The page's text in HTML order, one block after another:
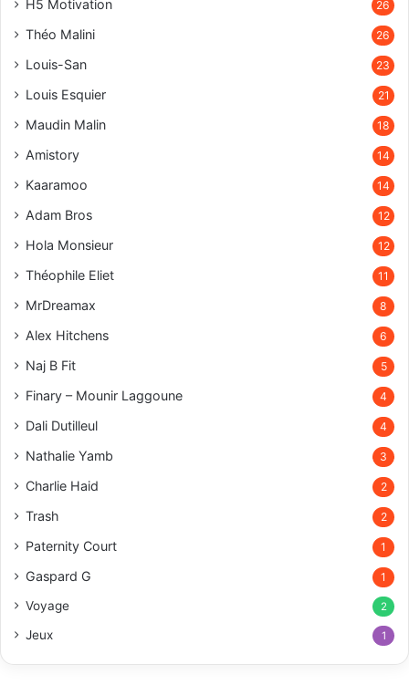
H5 Motivation 26
Théo Malini 26
Louis-San 23
Louis Esquier 21
Maudin Malin 18
Amistory 14
Kaaramoo 14
Adam Bros 12
Hola Monsieur 12
Théophile Eliet 11
MrDreamax 8
Alex Hitchens 6
Naj B Fit 5
Finary – Mounir Laggoune 4
Dali Dutilleul 4
Nathalie Yamb 3
Charlie Haid 2
Trash 2
Paternity Court 1
Gaspard G 1
Voyage 2
Jeux 1